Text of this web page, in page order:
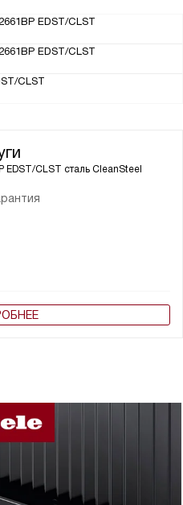
EDST/CLST
EDST/CLST
CLST
EDST/CLST сталь CleanSteel